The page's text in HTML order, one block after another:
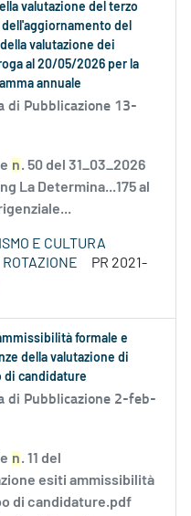
valutazione del terzo
del
valutazione dei
al 20/05/2026 per la
annuale
di Pubblicazione 13-
n. 50 del 31_03_2026
La Determina...175 al
E CULTURA
ROTAZIONE
PR 2021-
formale e
della valutazione di
di candidature
di Pubblicazione 2-feb-
n. 11 del
esiti ammissibilità
di candidature.pdf